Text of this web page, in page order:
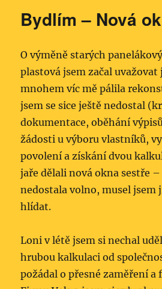
Bydlím – Nová
O výměně starých
plastová jsem začal uvažovat
mnohem víc mě pálila
jsem se sice ještě nedostal
dokumentace, oběhání
žádosti u výboru vlastníků,
povolení a získání dvou
jaře dělali nová okna sestře
nedostala volno, musel jsem
hlídat.
Loni v létě jsem si nechal
hrubou kalkulaci od
požádal o přesné zaměření